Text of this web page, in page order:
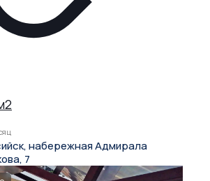
набережная Адмирала
7